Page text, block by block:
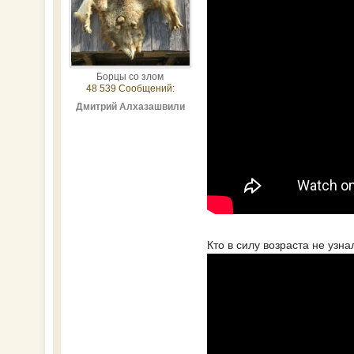
Борцы со злом
48 539 Сообщений:
Дмитрий Алхазашвили
Кто в силу возраста не